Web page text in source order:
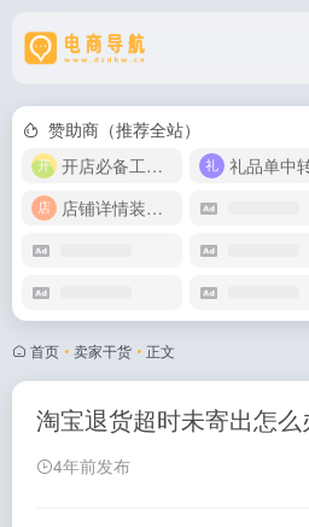
赞助商（推荐全站）
开店必备工具箱
店铺详情装修模版
首页 • 卖家干货 • 正文
淘宝退货超时未寄出怎么
4年前发布